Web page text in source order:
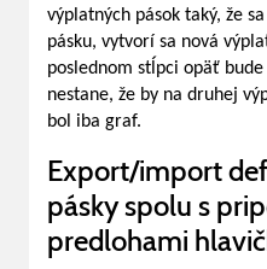
výplatných pások taký, že
pásku, vytvorí sa nová
poslednom stĺpci opäť
nestane, že by na druhej
bol iba graf.
Export/import
pásky spolu s
predlohami